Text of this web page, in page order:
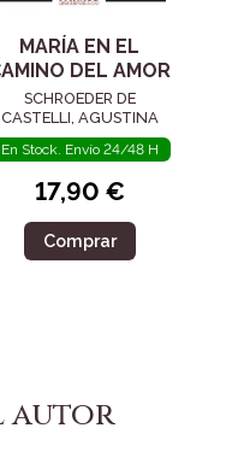
MARÍA EN EL
DEL AMOR
SCHROEDER DE
CASTELLI, AGUSTINA
En Stock. Envío 24/48 H
17,90 €
Comprar
autor